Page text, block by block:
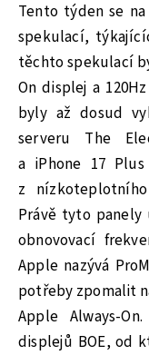
Tento týden se
spekulací,
těchto spekulací
On displej a
byly až dosud
serveru The
a iPhone 17
z
Právě tyto
obnovovací
Apple nazývá
potřeby zpomalit
Apple Always-
displejů BOE, od